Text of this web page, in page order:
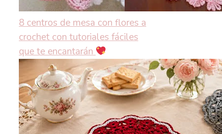
8 centros de mesa con flores a
crochet con tutoriales fáciles
que te encantarán